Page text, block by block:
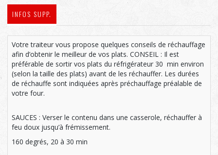
INFOS SUPP.
Votre traiteur vous propose quelques conseils de réchauffage
afin d’obtenir le meilleur de vos plats. CONSEIL : Il est
préférable de sortir vos plats du réfrigérateur 30 min environ
(selon la taille des plats) avant de les réchauffer. Les durées
de réchauffe sont indiquées après préchauffage préalable de
votre four.
SAUCES : Verser le contenu dans une casserole, réchauffer à
feu doux jusqu’à frémissement.
160 degrés, 20 à 30 min